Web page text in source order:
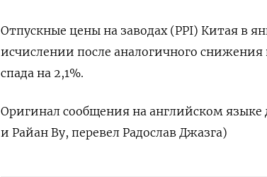
Отпускные цены на заводах (PPI) Китая в
исчислении после аналогичного
спада на 2,1%.
Оригинал сообщения на английском
и Райан Ву, перевел Радослав Джазга)